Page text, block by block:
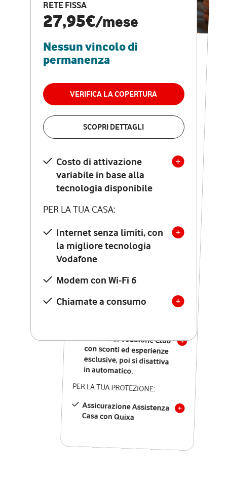
RETE FISSA
27,95€/mese
Nessun vincolo di
permanenza
VERIFICA LA COPERTURA
SCOPRI DETTAGLI
Costo di attivazione
variabile in base alla
tecnologia disponibile
PER LA TUA CASA:
Internet senza limiti, con
la migliore tecnologia
Vodafone
Modem con Wi-Fi 6
Chiamate a consumo
vantaggi speciali
RETE FISSA + VODAFONE CLUB
29,95€
permanenza
VERIFICA LA COPERTURA
Costo di attivazione
variabile in base alla
tecnologia disponibile
PER LA TUA CASA:
Internet senza limiti, con
la migliore tecnologia
Vodafone
Modem Seven con Wi-Fi 7
Chiamate illimitate verso
numeri fissi e mobili
nazionali
12 mesi di Vodafone Club
con sconti ed esperienze
esclusive, poi si disattiva
in automatico.
PER LA TUA PROTEZIONE:
Assicurazione Assistenza
Casa con Quixa